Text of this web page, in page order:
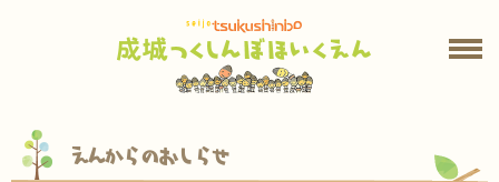
えんからのおしらせ